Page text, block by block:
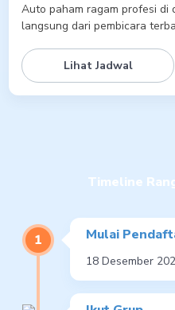
Auto paham ragam profesi di
langsung dari pembicara
Lihat Jadwal
Timeline
Mulai
18 Desember